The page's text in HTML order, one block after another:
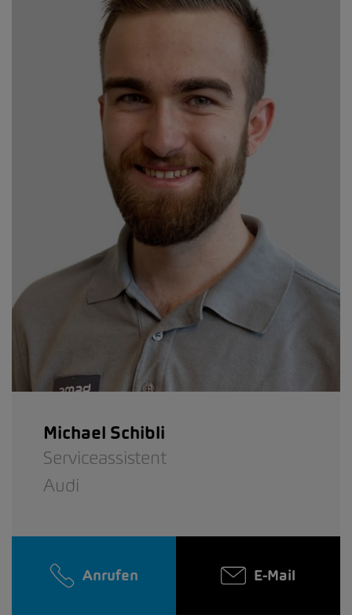
Michael Schibli
Serviceassistent
Audi
Anrufen E-Mail